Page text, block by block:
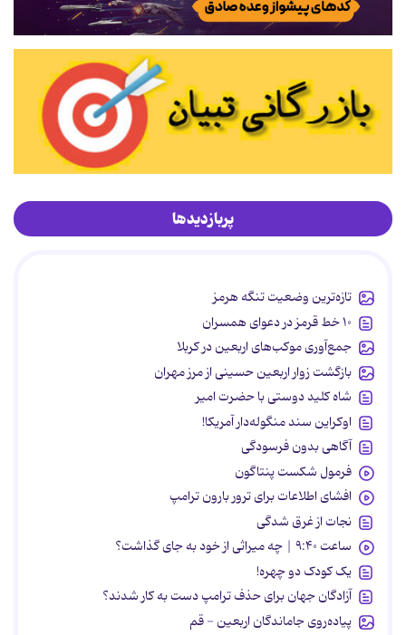
پربازدیدها
تازه‌ترین وضعیت تنگه هرمز
۱۰ خط قرمز در دعوای همسران
جمع‌آوری موکب‌های اربعین در کربلا
بازگشت زوار اربعین حسینی از مرز مهران
شاه کلید دوستی با حضرت امیر
اوکراین سند منگوله‌دار آمریکا!
آگاهی بدون فرسودگی
فرمول شکست پنتاگون
افشای اطلاعات برای ترور بارون ترامپ
نجات از غرق شدگی
ساعت ۹:۴۰ | چه میراثی از خود به جای گذاشت؟
یک کودک دو چهره!
آزادگان جهان برای حذف ترامپ دست به کار شدند؟
پیاده‌روی جاماندگان اربعین - قم